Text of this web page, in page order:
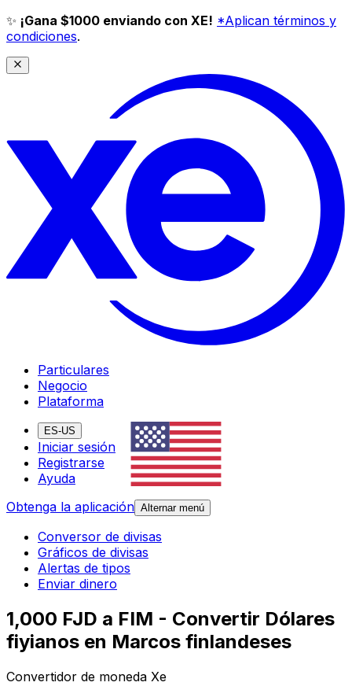
✨ ¡Gana $1000 enviando con XE! *Aplican términos y
condiciones.
Particulares
Negocio
Plataforma
ES-US
Iniciar sesión
Registrarse
Ayuda
Obtenga la aplicación Alternar menú
Conversor de divisas
Gráficos de divisas
Alertas de tipos
Enviar dinero
1,000 FJD a FIM - Convertir Dólares
fiyianos en Marcos finlandeses
Convertidor de moneda Xe